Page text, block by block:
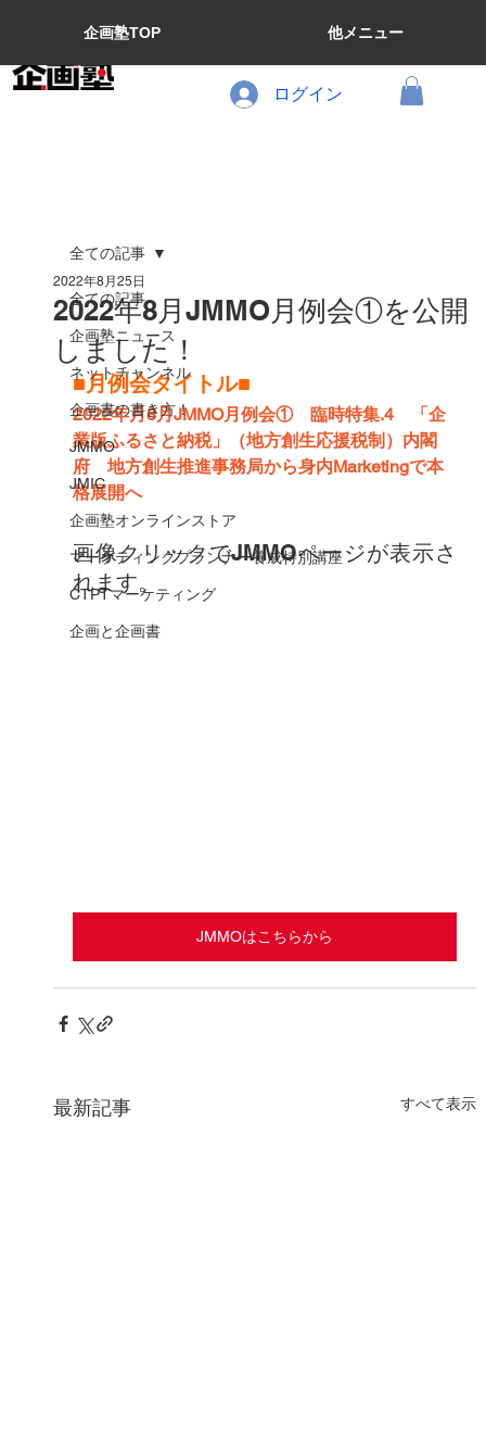
企画塾TOP 他メニュー
ログイン
全ての記事
企画塾ニュース
ネットチャンネル
企画書の書き方！
JMMO
JMIC
企画塾オンラインストア
マーケティングプランナー養成特別講座
CTPTマーケティング
企画と企画書
全ての記事
2022年8月JMMO月例会①を公開
しました！
2022年8月25日
■月例会タイトル■
2022年月8月JMMO月例会①　臨時特集.4　「企
業版ふるさと納税」（地方創生応援税制）内閣
府　地方創生推進事務局から身内Marketingで本
格展開へ
画像クリックでJMMOページが表示さ
れます。
JMMOはこちらから
最新記事 すべて表示